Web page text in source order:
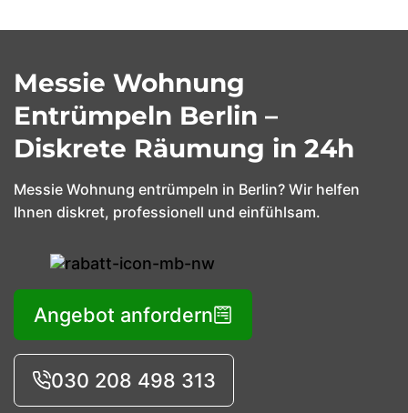
Messie Wohnung
Entrümpeln Berlin –
Diskrete Räumung in 24h
Messie Wohnung entrümpeln in Berlin? Wir helfen
Ihnen diskret, professionell und einfühlsam.
Angebot anfordern
030 208 498 313
Gewerbe- und
Geschäftsauflösungen
Entsorgung
und
Abholung
Startseite
Über uns
Kontakt
Impressum
Datenschutzerklärung
Zurück
Haushaltsauflösungen
Gewerbe- und
Geschäftsauflösungen
Entsorgung
Abholung
Spezial- und
Umzugsservices